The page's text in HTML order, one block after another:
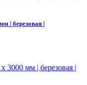
| березовая |